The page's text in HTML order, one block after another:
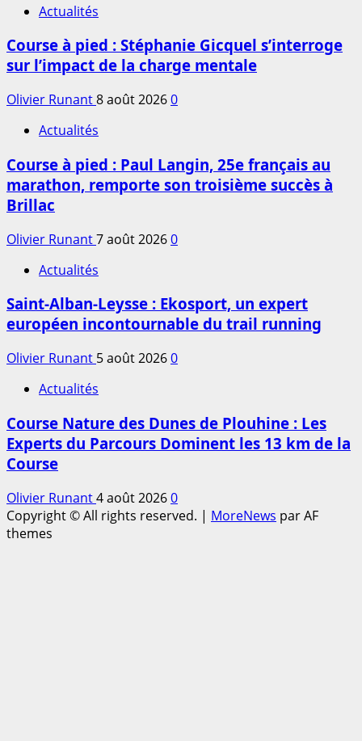
Actualités
Course à pied : Stéphanie Gicquel s’interroge
sur l’impact de la charge mentale
Olivier Runant8 août 20260
Actualités
Course à pied : Paul Langin, 25e français au
marathon, remporte son troisième succès à
Brillac
Olivier Runant7 août 20260
Actualités
Saint-Alban-Leysse : Ekosport, un expert
européen incontournable du trail running
Olivier Runant 5 août 20260
Actualités
Course Nature des Dunes de Plouhine : Les
Experts du Parcours Dominent les 13 km de la
Course
Olivier Runant4 août 20260
Copyright © All rights reserved. | MoreNews par AF
themes